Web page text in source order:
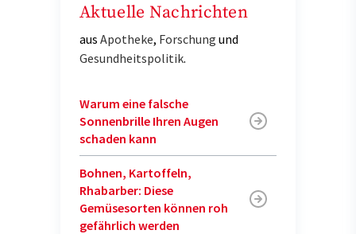
Aktuelle Nachrichten
aus Apotheke, Forschung und
Gesundheitspolitik.
Warum eine falsche
Sonnenbrille Ihren Augen
schaden kann
Bohnen, Kartoffeln,
Rhabarber: Diese
Gemüsesorten können roh
gefährlich werden